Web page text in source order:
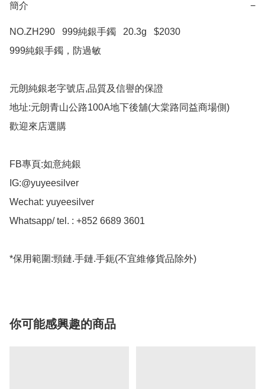
簡介 −
NO.ZH290   999純銀手鐲   20.3g   $2030
999純銀手鐲，防過敏
元朗純銀老字號店,品質及信譽的保證
地址:元朗青山公路100A地下後舖(大棠路同益商場側)
歡迎來店選購
FB專頁:如意純銀
IG:@yuyeesilver
Wechat: yuyeesilver
Whatsapp/ tel. : +852 6689 3601
*保用範圍:頸鏈.手鏈.手鈪(不宜維修貨品除外)
你可能感興趣的商品